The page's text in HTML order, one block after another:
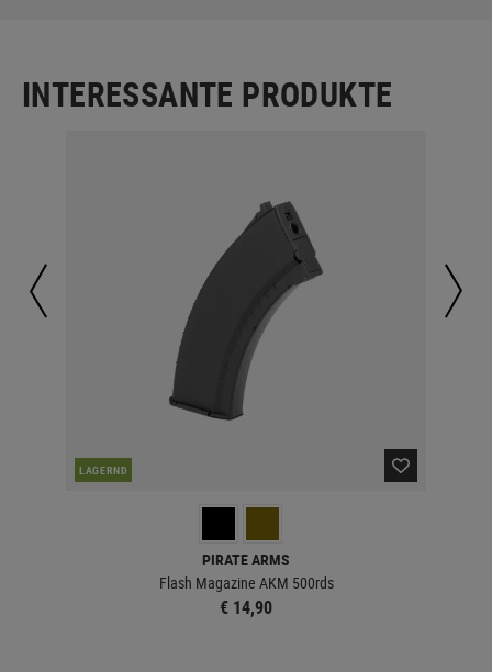
INTERESSANTE PRODUKTE
LAGERND
PIRATE ARMS
Flash Magazine AKM 500rds
€ 14,90